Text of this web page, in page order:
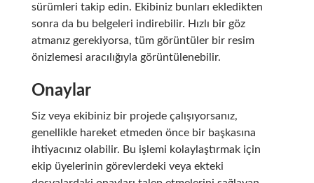
sürümleri takip edin. Ekibiniz bunları ekledikten
sonra da bu belgeleri indirebilir. Hızlı bir göz
atmanız gerekiyorsa, tüm görüntüler bir resim
önizlemesi aracılığıyla görüntülenebilir.
Onaylar
Siz veya ekibiniz bir projede çalışıyorsanız,
genellikle hareket etmeden önce bir başkasına
ihtiyacınız olabilir. Bu işlemi kolaylaştırmak için
ekip üyelerinin görevlerdeki veya ekteki